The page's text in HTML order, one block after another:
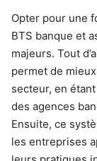
Opter pour une
BTS banque et
majeurs. Tout
permet de
secteur, en
des agences
Ensuite, ce
les entreprises